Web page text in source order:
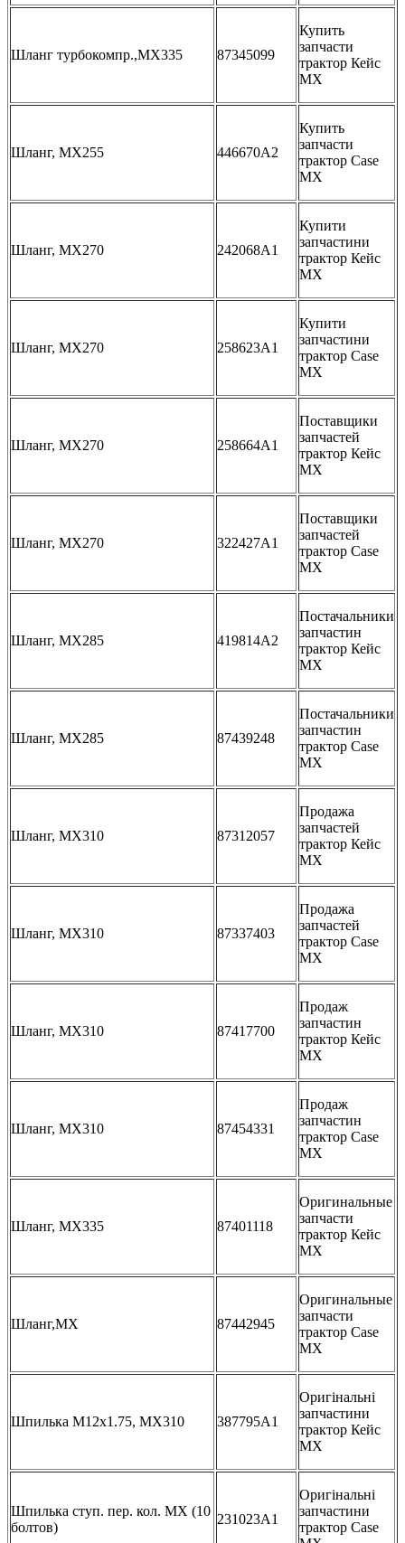
Шланг турбокомпр.,MX335 87345099
Купить
запчасти
трактор Кейс
МХ
Шланг, MX255 446670A2
Купить
запчасти
трактор Case
MX
Шланг, MX270 242068A1
Купити
запчастини
трактор Кейс
МХ
Шланг, MX270 258623A1
Купити
запчастини
трактор Case
MX
Шланг, MX270 258664A1
Поставщики
запчастей
трактор Кейс
МХ
Шланг, MX270 322427A1
Поставщики
запчастей
трактор Case
MX
Шланг, MX285 419814A2
Постачальники
запчастин
трактор Кейс
МХ
Шланг, MX285 87439248
Постачальники
запчастин
трактор Case
MX
Шланг, MX310 87312057
Продажа
запчастей
трактор Кейс
МХ
Шланг, MX310 87337403
Продажа
запчастей
трактор Case
MX
Шланг, MX310 87417700
Продаж
запчастин
трактор Кейс
МХ
Шланг, MX310 87454331
Продаж
запчастин
трактор Сase
MX
Шланг, MX335 87401118
Оригинальные
запчасти
трактор Кейс
МХ
Шланг,MX 87442945
Оригинальные
запчасти
трактор Case
MX
Шпилька М12х1.75, MX310 387795A1
Оригінальні
запчастини
трактор Кейс
МХ
Шпилька ступ. пер. кол. MX (10
болтов)
231023A1
Оригінальні
запчастини
трактор Case